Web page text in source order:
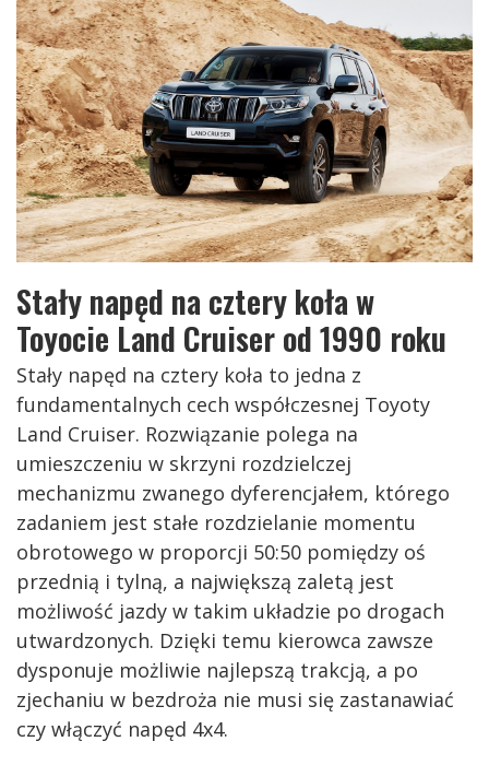
Stały napęd na cztery koła w
Toyocie Land Cruiser od 1990 roku
Stały napęd na cztery koła to jedna z
fundamentalnych cech współczesnej Toyoty
Land Cruiser. Rozwiązanie polega na
umieszczeniu w skrzyni rozdzielczej
mechanizmu zwanego dyferencjałem, którego
zadaniem jest stałe rozdzielanie momentu
obrotowego w proporcji 50:50 pomiędzy oś
przednią i tylną, a największą zaletą jest
możliwość jazdy w takim układzie po drogach
utwardzonych. Dzięki temu kierowca zawsze
dysponuje możliwie najlepszą trakcją, a po
zjechaniu w bezdroża nie musi się zastanawiać
czy włączyć napęd 4x4.